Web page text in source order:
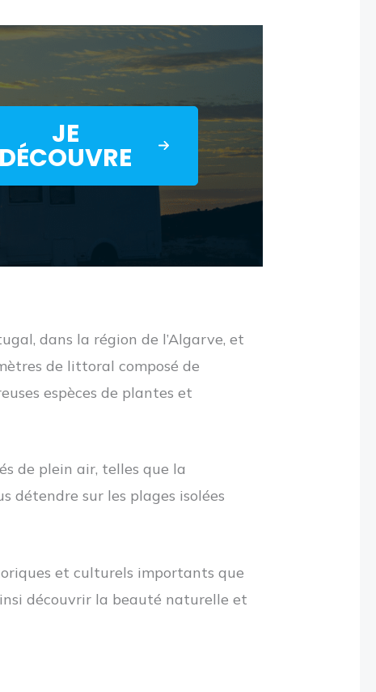
JE
DÉCOUVRE
dans la région de l’Algarve, et
de littoral composé de
espèces de plantes et
de plein air, telles que la
détendre sur les plages isolées
et culturels importants que
découvrir la beauté naturelle et